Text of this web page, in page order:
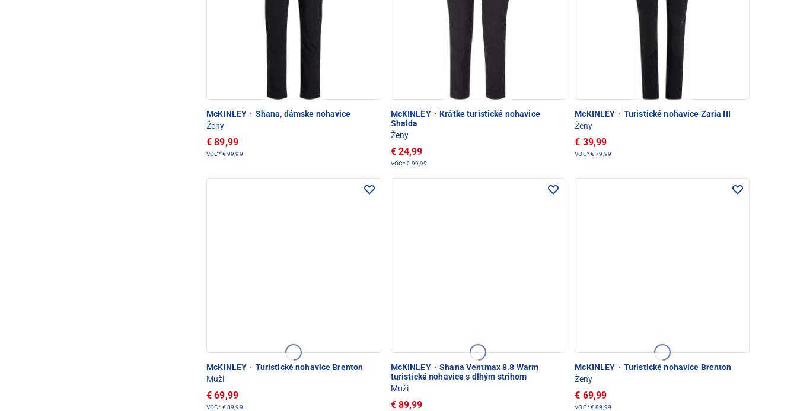
McKINLEY · Shana, dámske nohavice
Ženy
€ 89,99
VOC* € 99,99
McKINLEY · Krátke turistické nohavice
Shalda
Ženy
€ 24,99
VOC*€ 99,99
McKINLEY · Turistické nohavice Zaria III
Ženy
€ 39,99
VOC*€ 79,99
McKINLEY · Turistické nohavice Brenton
Muži
€ 69,99
VOC* € 89,99
McKINLEY · Shana Ventmax 8.8 Warm
turistické nohavice s dlhým strihom
Muži
€ 89,99
McKINLEY · Turistické nohavice Brenton
Ženy
€ 69,99
VOC*€ 89,99